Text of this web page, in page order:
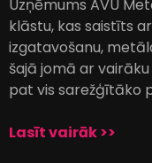
Uzņēmums AVU
klāstu, kas saistīts
izgatavošanu,
šajā jomā ar
pat vis sarežģītāko
Lasīt vairāk >>